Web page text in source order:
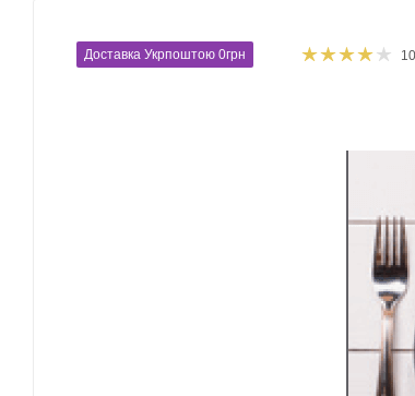
Доставка Укрпоштою 0грн